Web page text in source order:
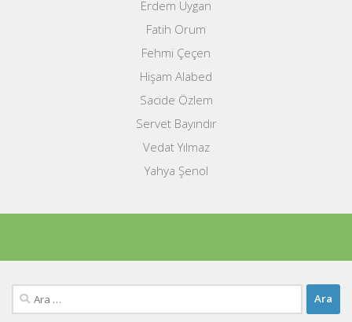
Erdem Uygan
Fatih Orum
Fehmi Çeçen
Hişam Alabed
Sacide Özlem
Servet Bayındır
Vedat Yılmaz
Yahya Şenol
Arama: